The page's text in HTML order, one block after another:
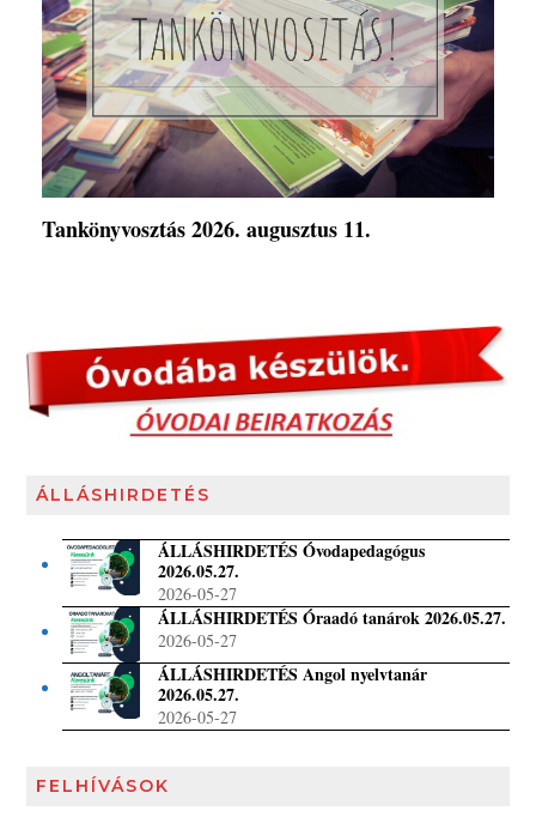
Tankönyvosztás 2026. augusztus 11.
ÁLLÁSHIRDETÉS
ÁLLÁSHIRDETÉS Óvodapedagógus
2026.05.27.
2026-05-27
ÁLLÁSHIRDETÉS Óraadó tanárok 2026.05.27.
2026-05-27
ÁLLÁSHIRDETÉS Angol nyelvtanár
2026.05.27.
2026-05-27
FELHÍVÁSOK